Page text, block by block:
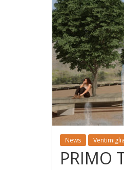
News Ventimiglia
PRIMO